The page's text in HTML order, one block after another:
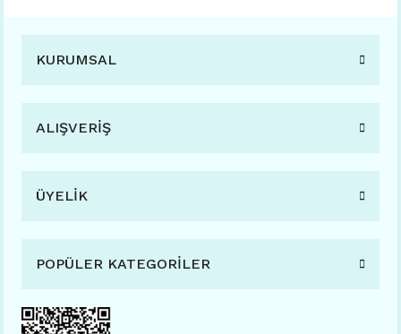
KURUMSAL
ALIŞVERİŞ
ÜYELİK
POPÜLER KATEGORİLER